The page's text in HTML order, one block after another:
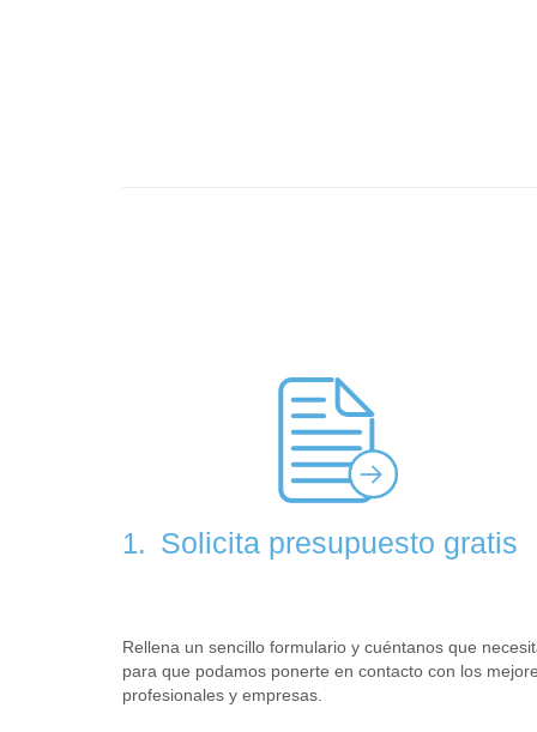
1. Solicita presupuesto gratis
Rellena un sencillo formulario y cuéntanos que
para que podamos ponerte en contacto con los
profesionales y empresas.